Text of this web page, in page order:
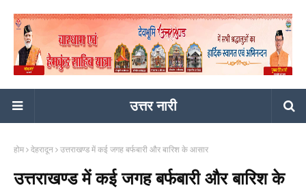
उत्तर नारी
होम देहरादून उत्तराखण्ड में कई जगह बर्फबारी और बारिश के आसार
उत्तराखण्ड में कई जगह बर्फबारी और बारिश के